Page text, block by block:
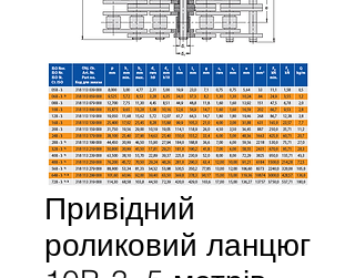
Привідний
роликовий ланцюг